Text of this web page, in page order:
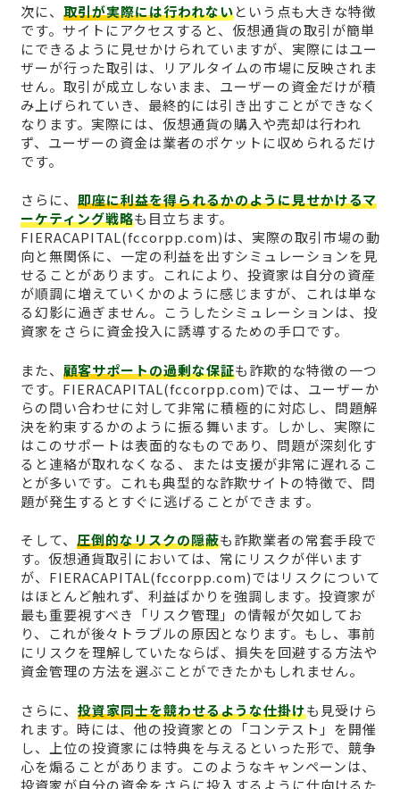
次に、 取引が実際には行われないという点も大きな特徴
です。サイトにアクセスすると、仮想通貨の取引が簡単
にできるように見せかけられていますが、実際にはユー
ザーが行った取引は、リアルタイムの市場に反映されま
せん。取引が成立しないまま、ユーザーの資金だけが積
み上げられていき、最終的には引き出すことができなく
なります。実際には、仮想通貨の購入や売却は行われ
ず、ユーザーの資金は業者のポケットに収められるだけ
です。
さらに、 即座に利益を得られるかのように見せかけるマ
ーケティング戦略も目立ちます。
FIERACAPITAL(fccorpp.com)は、実際の取引市場の動
向と無関係に、一定の利益を出すシミュレーションを見
せることがあります。これにより、投資家は自分の資産
が順調に増えていくかのように感じますが、これは単な
る幻影に過ぎません。こうしたシミュレーションは、投
資家をさらに資金投入に誘導するための手口です。
また、 顧客サポートの過剰な保証も詐欺的な特徴の一つ
です。FIERACAPITAL(fccorpp.com)では、ユーザーか
らの問い合わせに対して非常に積極的に対応し、問題解
決を約束するかのように振る舞います。しかし、実際に
はこのサポートは表面的なものであり、問題が深刻化す
ると連絡が取れなくなる、または支援が非常に遅れるこ
とが多いです。これも典型的な詐欺サイトの特徴で、問
題が発生するとすぐに逃げることができます。
そして、 圧倒的なリスクの隠蔽も詐欺業者の常套手段で
す。仮想通貨取引においては、常にリスクが伴います
が、FIERACAPITAL(fccorpp.com)ではリスクについて
はほとんど触れず、利益ばかりを強調します。投資家が
最も重要視すべき「リスク管理」の情報が欠如してお
り、これが後々トラブルの原因となります。もし、事前
にリスクを理解していたならば、損失を回避する方法や
資金管理の方法を選ぶことができたかもしれません。
さらに、 投資家同士を競わせるような仕掛けも見受けら
れます。時には、他の投資家との「コンテスト」を開催
し、上位の投資家には特典を与えるといった形で、競争
心を煽ることがあります。このようなキャンペーンは、
投資家が自分の資金をさらに投入するように仕向けるた